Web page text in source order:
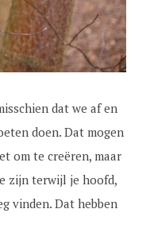
dat we af en
doen. Dat mogen
om te creëren, maar
zijn terwijl je hoofd,
vinden. Dat hebben